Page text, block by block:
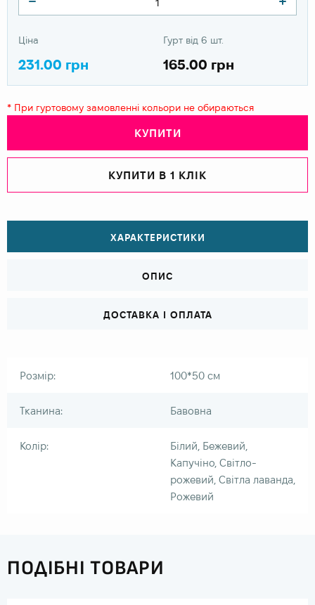
Ціна
231.00 грн
Гурт від 6 шт.
165.00 грн
* При гуртовому замовленні кольори не обираються
КУПИТИ
КУПИТИ В 1 КЛІК
ХАРАКТЕРИСТИКИ
ОПИС
ДОСТАВКА І ОПЛАТА
Розмір: 100*50 см
Тканина: Бавовна
Колір:
Білий, Бежевий,
Капучіно, Світло-
рожевий, Світла лаванда,
Рожевий
ПОДІБНІ ТОВАРИ